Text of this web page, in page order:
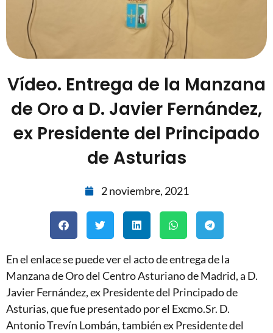
Vídeo. Entrega de la Manzana
de Oro a D. Javier Fernández,
ex Presidente del Principado
de Asturias
2 noviembre, 2021
En el enlace se puede ver el acto de entrega de la
Manzana de Oro del Centro Asturiano de Madrid, a D.
Javier Fernández, ex Presidente del Principado de
Asturias, que fue presentado por el Excmo.Sr. D.
Antonio Trevín Lombán, también ex Presidente del